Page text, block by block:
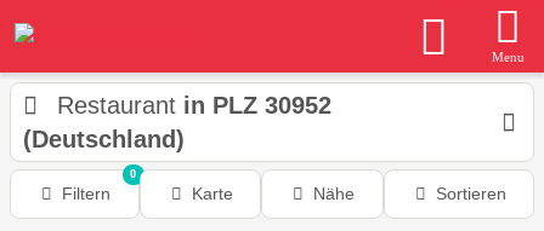
Menu
Restaurant in PLZ 30952
(Deutschland)
Filtern
0
Karte Nähe Sortieren